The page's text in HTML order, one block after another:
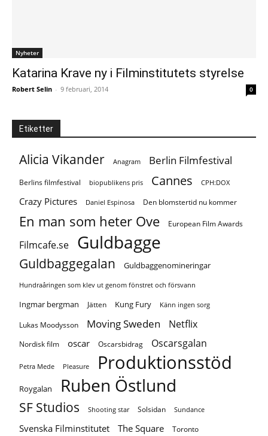
Nyheter
Katarina Krave ny i Filminstitutets styrelse
Robert Selin - 9 februari, 2014 0
Etiketter
Alicia Vikander Anagram Berlin Filmfestival
Berlins filmfestival biopublikens pris Cannes CPH:DOX
Crazy Pictures Daniel Espinosa Den blomstertid nu kommer
En man som heter Ove European Film Awards
Filmcafe.se Guldbagge
Guldbaggegalan Guldbaggenomineringar
Hundraåringen som klev ut genom fönstret och försvann
Ingmar bergman Jätten Kung Fury Känn ingen sorg
Lukas Moodysson Moving Sweden Netflix
Nordisk film oscar Oscarsbidrag Oscarsgalan
Petra Mede Pleasure Produktionsstöd
Roygalan Ruben Östlund
SF Studios Shooting star Solsidan Sundance
Svenska Filminstitutet The Square Toronto